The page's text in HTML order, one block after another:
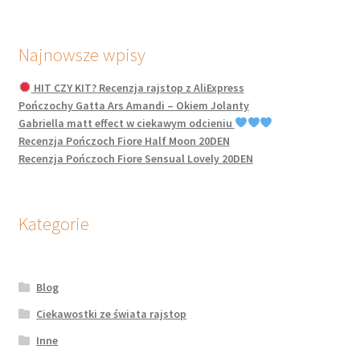
Najnowsze wpisy
HIT CZY KIT? Recenzja rajstop z AliExpress
Pończochy Gatta Ars Amandi – Okiem Jolanty
Gabriella matt effect w ciekawym odcieniu
Recenzja Pończoch Fiore Half Moon 20DEN
Recenzja Pończoch Fiore Sensual Lovely 20DEN
Kategorie
Blog
Ciekawostki ze świata rajstop
Inne